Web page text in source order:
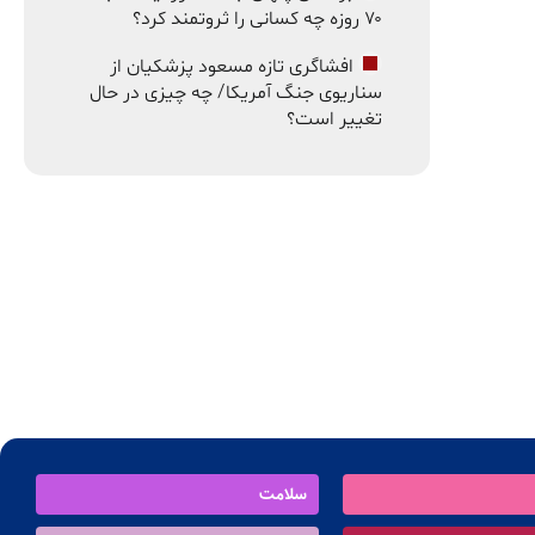
۷۰ روزه چه کسانی را ثروتمند کرد؟
افشاگری تازه مسعود پزشکیان از
سناریوی جنگ آمریکا/ چه چیزی در حال
تغییر است؟
سلامت